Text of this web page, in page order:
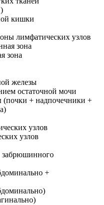
кишки
лимфатических узлов
зона
зона
железы
остаточной мочи
+ надпочечники +
узлов
узлов
+